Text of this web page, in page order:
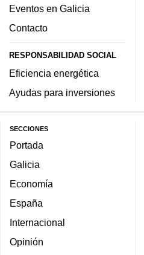
Eventos en Galicia
Contacto
RESPONSABILIDAD SOCIAL
Eficiencia energética
Ayudas para inversiones
SECCIONES
Portada
Galicia
Economía
España
Internacional
Opinión